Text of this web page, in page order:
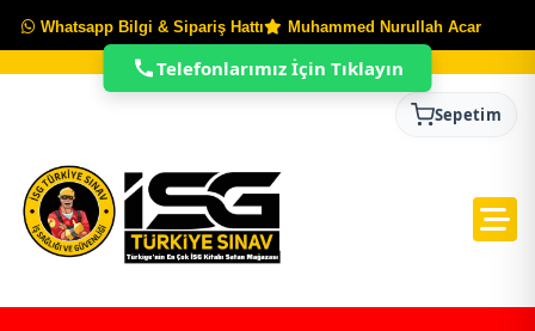
Whatsapp Bilgi & Sipariş Hattı Muhammed Nurullah Acar
Sepetim
Telefonlarımız İçin Tıklayın